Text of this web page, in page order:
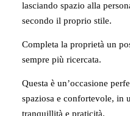
lasciando spazio alla
secondo il proprio stile.
Completa la proprietà un
sempre più ricercata.
Questa è un’occasione
spaziosa e confortevole, in
tranquillità e praticità.